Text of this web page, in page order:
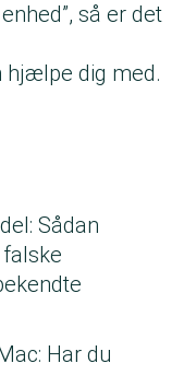
så er det
hjælpe dig med.
Sådan
Har du